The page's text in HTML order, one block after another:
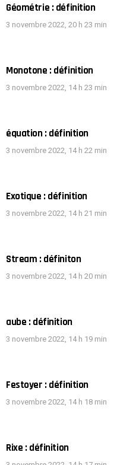
Géométrie : définition
3 novembre 2022, 20 h 23 min
Monotone : définition
3 novembre 2022, 14 h 23 min
équation : définition
3 novembre 2022, 14 h 22 min
Exotique : définition
3 novembre 2022, 14 h 21 min
Stream : définiton
3 novembre 2022, 14 h 20 min
aube : définition
3 novembre 2022, 14 h 19 min
Festoyer : définition
3 novembre 2022, 14 h 18 min
Rixe : définition